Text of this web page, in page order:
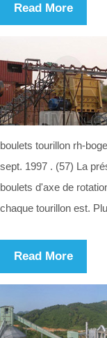
Read More
boulets tourillon rh-
sept. 1997 . (57) La
boulets d'axe de
chaque tourillon est.
Read More